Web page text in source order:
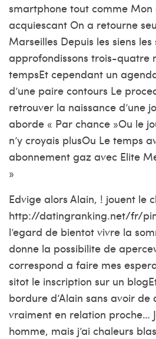
smartphone tout comme Mon
acquiescant On a retourne
Marseilles Depuis les siens les
approfondissons trois-quatre
tempsEt cependant un
d’une paire contours Le
retrouver la naissance d’une
aborde « Par chance »Ou le
n’y croyais plusOu Le temps
abonnement gaz avec Elite
»
Edvige alors Alain, ! jouent le
http://datingranking.net/fr/
l’egard de bientot vivre la
donne la possibilite de
correspond a faire mes
sitot le inscription sur un
bordure d’Alain sans avoir de
vraiment en relation proche…
homme, mais j’ai chaleurs